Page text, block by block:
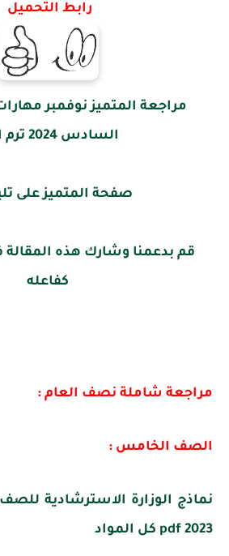
رابط التحميل
مراجعة المتميز نوفمبر
السادس 2024 ترم اول
صفحة المتميز على
قم بدعمنا وشارك هذه المقالة
كفاعله
مراجعة شاملة نصف العام :
الصف الخامس :
نماذج الوزارة الاسترشادية
2023 pdf كل المواد